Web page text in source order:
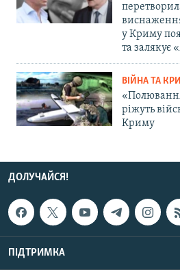
у Криму
та залякує
ВІЙНА ТА
ріжуть
Криму
ДОЛУЧАЙСЯ!
ПІДТРИМКА